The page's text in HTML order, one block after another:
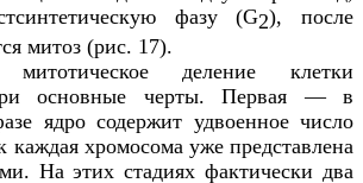
фазу (G2), после
митоз (рис. 17).
деление клетки
три основные черты. Первая — в
ядро содержит удвоенное число
каждая хромосома уже представлена
На этих стадиях фактически два